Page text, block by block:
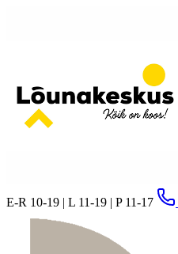
E-R 10-19 | L 11-19 | P 11-17